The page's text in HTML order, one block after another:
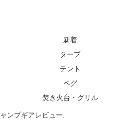
新着
タープ
テント
ペグ
焚き火台・グリル
ンプギアレビュー.